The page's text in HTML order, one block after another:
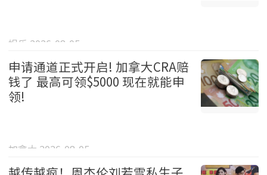
娱乐 2026-08-05
申请通道正式开启! 加拿大CRA赔
钱了 最高可领$5000 现在就能申
领!
加拿大 2026-08-05